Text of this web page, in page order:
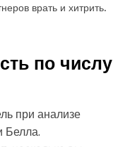
врать и хитрить.
по числу
при анализе
Белла.